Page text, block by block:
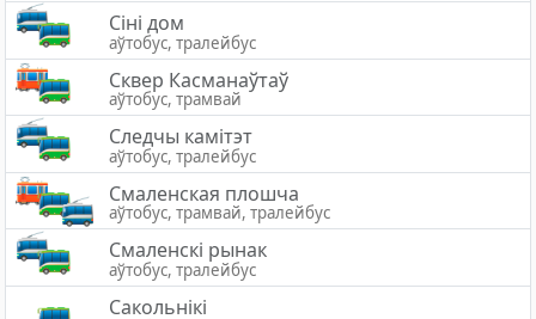
Сіні дом
аўтобус, тралейбус
Сквер Касманаўтаў
аўтобус, трамвай
Следчы камітэт
аўтобус, тралейбус
Смаленская плошча
аўтобус, трамвай, тралейбус
Смаленскі рынак
аўтобус, тралейбус
Сакольнікі